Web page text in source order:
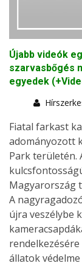
Újabb videók
szarvasbőgés
egyedek
Fiatal farkast
adományozott
Park területén.
Magyarország
A
újra veszélybe
állatok